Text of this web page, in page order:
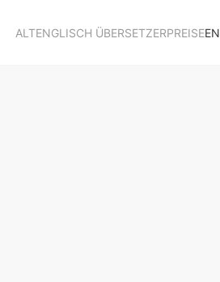
ALTENGLISCH ÜBERSETZERPREISE